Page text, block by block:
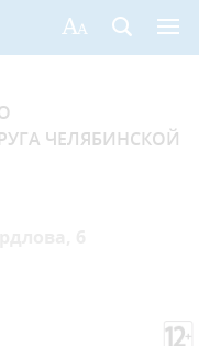
ЧЕЛЯБИНСКОЙ